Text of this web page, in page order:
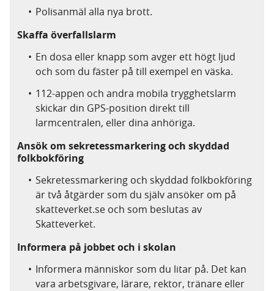
Polisanmäl alla nya brott.
Skaffa överfallslarm
En dosa eller knapp som avger ett högt ljud
och som du fäster på till exempel en väska.
112-appen och andra mobila trygghetslarm
skickar din GPS-position direkt till
larmcentralen, eller dina anhöriga.
Ansök om sekretessmarkering och skyddad
folkbokföring
Sekretessmarkering och skyddad folkbokföring
är två åtgärder som du själv ansöker om på
skatteverket.se och som beslutas av
Skatteverket.
Informera på jobbet och i skolan
Informera människor som du litar på. Det kan
vara arbetsgivare, lärare, rektor, tränare eller